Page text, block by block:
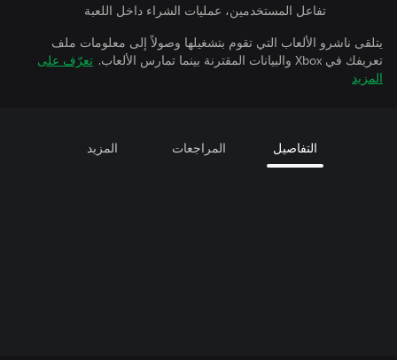
تفاعل المستخدمين، عمليات الشراء داخل اللعبة
يتلقى ناشرو الألعاب التي تقوم بتشغيلها وصولاً إلى معلومات ملف
تعريفك في Xbox والبيانات المقترنة بينما تمارس الألعاب.
تعرّف على
المزيد
التفاصيل المراجعات المزيد